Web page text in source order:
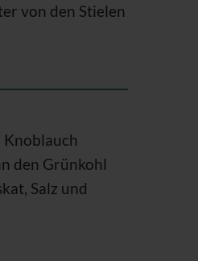
von den Stielen
Knoblauch
den Grünkohl
Salz und